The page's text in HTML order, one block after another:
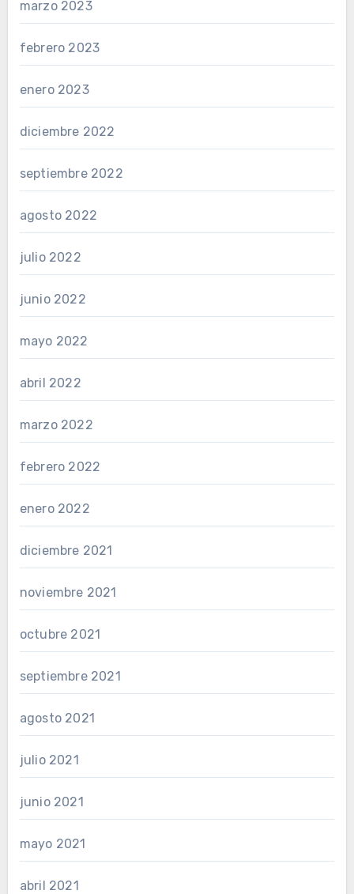
marzo 2023
febrero 2023
enero 2023
diciembre 2022
septiembre 2022
agosto 2022
julio 2022
junio 2022
mayo 2022
abril 2022
marzo 2022
febrero 2022
enero 2022
diciembre 2021
noviembre 2021
octubre 2021
septiembre 2021
agosto 2021
julio 2021
junio 2021
mayo 2021
abril 2021